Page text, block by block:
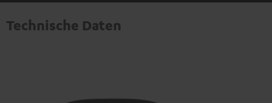
Technische Daten